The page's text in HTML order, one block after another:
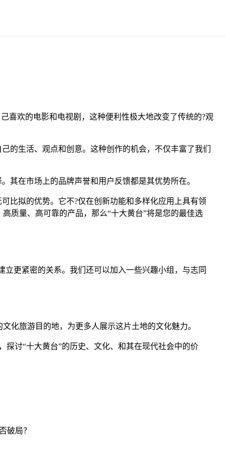
喜欢的电影和电视剧，这种便利性极大地改变了传统的?观
的生活、观点和创意。这种创作的机会，不仅丰富了我们
其在市场上的品牌声誉和用户反馈都是其优势所在。
比拟的优势。它不?仅在创新功能和多样化应用上具有领
质量、高可靠的产品，那么“十大黄台”将是您的最佳选
更紧密的关系。我们还可以加入一些兴趣小组，与志同
化旅游目的地，为更多人展示这片土地的文化魅力。
讨“十大黄台”的历史、文化、和其在现代社会中的价
破局？